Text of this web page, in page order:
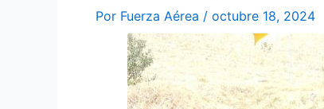
Por Fuerza Aérea / octubre 18, 2024